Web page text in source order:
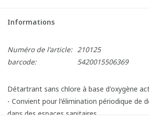
Informations
Numéro de l'article: 210125
barcode:
5420015506369
Détartrant sans chlore à base d'oxygène
- Convient pour l'élimination périodique de
dans des espaces sanitaires